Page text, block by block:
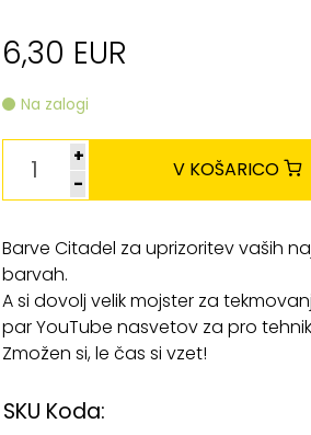
6,30 EUR
Na zalogi
+
-
V KOŠARICO
Barve Citadel za uprizoritev vaših
barvah.
A si dovolj velik mojster za
par YouTube nasvetov za pro
Zmožen si, le čas si vzet!
SKU Koda: